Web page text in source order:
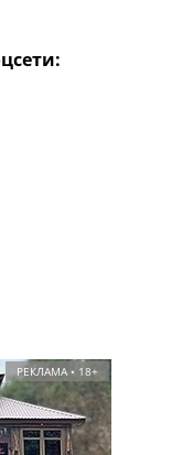
РЕКЛАМА • 18+